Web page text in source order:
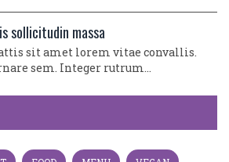
sollicitudin massa
sit amet lorem vitae convallis.
sem. Integer rutrum…